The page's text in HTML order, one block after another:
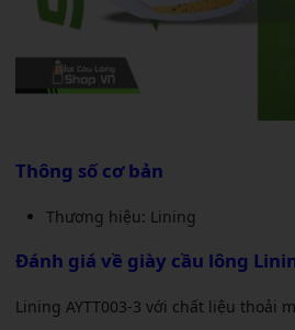
Thông số cơ bản
Thương hiệu: Lining
Đánh giá về giày cầu lông
Lining AYTT003-3 với chất liệu thoải